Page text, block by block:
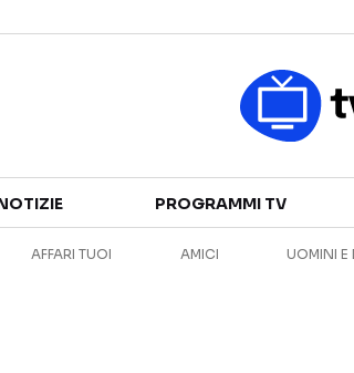
CANALI TV
PROGRAMMI TV
AFFARI TUOI AMICI UOMINI E